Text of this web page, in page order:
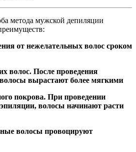
метода мужской депиляции
от нежелательных волос сроком
волос. После проведения
вырастают более мягкими
покрова. При проведении
волосы начинают расти
волосы провоцируют